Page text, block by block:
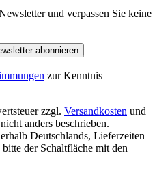
und verpassen Sie keine
abonnieren
zur Kenntnis
zzgl. Versandkosten und
anders beschrieben.
Deutschlands, Lieferzeiten
der Schaltfläche mit den